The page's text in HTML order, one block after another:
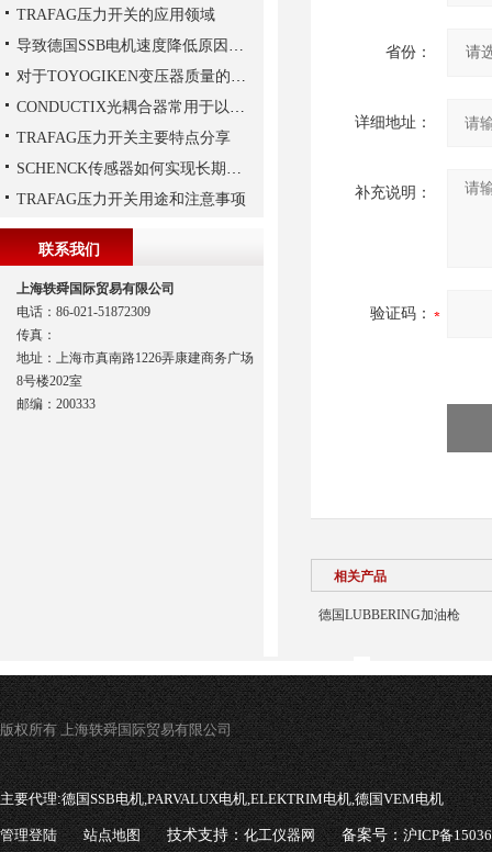
省份：
详细地址：
补充说明：
验证码：
相关产品
德国LUBBERING加油枪
TRAFAG压力开关的应用领域
导致德国SSB电机速度降低原因有哪些?
对于TOYOGIKEN变压器质量的好坏如何判断
CONDUCTIX光耦合器常用于以下领域当中
TRAFAG压力开关主要特点分享
SCHENCK传感器如何实现长期稳定性？
TRAFAG压力开关用途和注意事项
联系我们
上海轶舜国际贸易有限公司
电话：86-021-51872309
传真：
地址：上海市真南路1226弄康建商务广场
8号楼202室
邮编：200333
版权所有 上海轶舜国际贸易有限公司
主要代理:德国SSB电机,PARVALUX电机,ELEKTRIM电机,德国VEM电机
管理登陆 站点地图 技术支持：化工仪器网 备案号：沪ICP备